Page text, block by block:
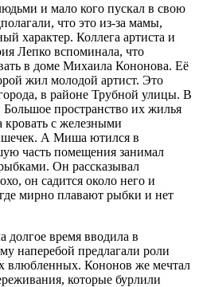
и мало кого пускал в свою
что это из-за мамы,
характер. Коллега артиста и
Лепко вспоминала, что
в доме Михаила Кононова. Её
жил молодой артист. Это
в районе Трубной улицы. В
пространство их жилья
кровать с железными
А Миша ютился в
часть помещения занимал
Он рассказывал
он садится около него и
мирно плавают рыбки и нет
долгое время вводила в
наперебой предлагали роли
влюбленных. Кононов же мечтал
которые бурлили